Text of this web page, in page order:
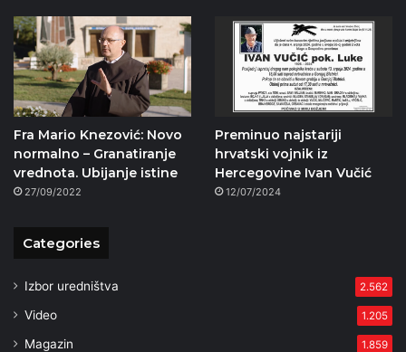
Fra Mario Knezović: Novo
normalno – Granatiranje
vrednota. Ubijanje istine
27/09/2022
Preminuo najstariji
hrvatski vojnik iz
Hercegovine Ivan Vučić
12/07/2024
Categories
Izbor uredništva 2.562
Video 1.205
Magazin 1.859